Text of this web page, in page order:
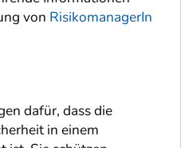
von RisikomanagerIn
dafür, dass die
in einem